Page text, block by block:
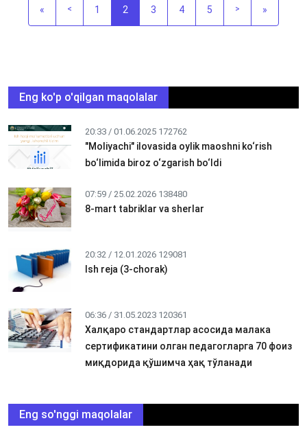
« < 1 2 3 4 5 > »
Eng ko'p o'qilgan maqolalar
20:33 / 01.06.2025 172762
"Moliyachi" ilovasida oylik maoshni ko‘rish
bo‘limida biroz o‘zgarish bo‘ldi
07:59 / 25.02.2026 138480
8-mart tabriklar va sherlar
20:32 / 12.01.2026 129081
Ish reja (3-chorak)
06:36 / 31.05.2023 120361
Халқаро стандартлар асосида малака
сертификатини олган педагогларга 70 фоиз
миқдорида қўшимча ҳақ тўланади
Eng so'nggi maqolalar